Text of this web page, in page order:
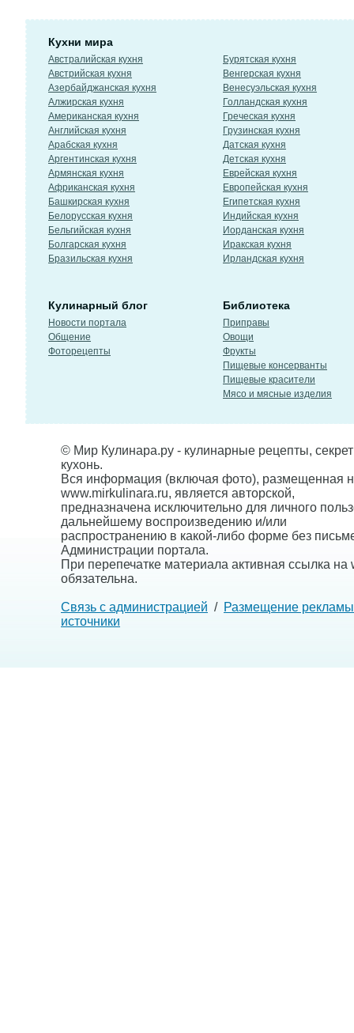
Кухни мира
Австралийская кухня
Австрийская кухня
Азербайджанская кухня
Алжирская кухня
Американская кухня
Английская кухня
Арабская кухня
Аргентинская кухня
Армянская кухня
Африканская кухня
Башкирская кухня
Белорусская кухня
Бельгийская кухня
Болгарская кухня
Бразильская кухня
Бурятская кухня
Венгерская кухня
Венесуэльская кухня
Голландская кухня
Греческая кухня
Грузинская кухня
Датская кухня
Детская кухня
Еврейская кухня
Европейская кухня
Египетская кухня
Индийская кухня
Иорданская кухня
Иракская кухня
Ирландская кухня
Кулинарный блог
Новости портала
Общение
Фоторецепты
Библиотека
Приправы
Овощи
Фрукты
Пищевые консерванты
Пищевые красители
Мясо и мясные изделия
© Мир Кулинара.ру - кулинарные рецепты,
кухонь.
Вся информация (включая фото), размещенная
www.mirkulinara.ru, является авторской,
предназначена исключительно для личного
дальнейшему воспроизведению и/или
распространению в какой-либо форме без
Администрации портала.
При перепечатке материала активная ссылка на
обязательна.
Связь с администрацией / Размещение рекламы
источники